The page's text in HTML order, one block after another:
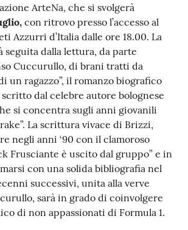
ArteNa, che si svolgerà
con ritrovo presso l’accesso al
Azzurri d’Italia dalle ore 18.00. La
seguita dalla lettura, da parte
Cuccurullo, di brani tratti da
un ragazzo”, il romanzo biografico
dal celebre autore bolognese
si concentra sugli anni giovanili
La scrittura vivace di Brizzi,
negli anni ‘90 con il clamoroso
Frusciante è uscito dal gruppo” e in
con una solida bibliografia nel
successivi, unita alla verve
sarà in grado di coinvolgere
di non appassionati di Formula 1.